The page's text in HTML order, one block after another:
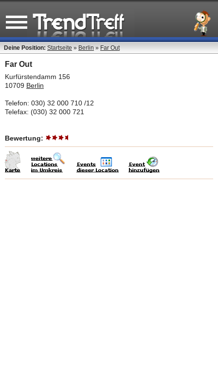
Deine Position: Startseite » Berlin » Far Out
Far Out
Kurfürstendamm 156
10709 Berlin
Telefon: 030) 32 000 710 /12
Telefax: (030) 32 000 721
Bewertung: